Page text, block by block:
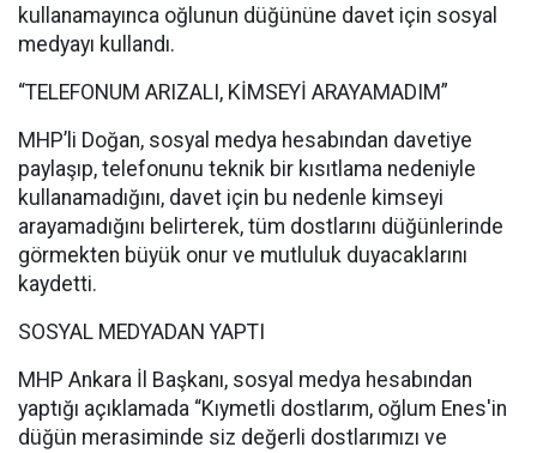
kullanamayınca oğlunun düğününe davet için sosyal
medyayı kullandı.
“TELEFONUM ARIZALI, KİMSEYİ ARAYAMADIM”
MHP’li Doğan, sosyal medya hesabından davetiye
paylaşıp, telefonunu teknik bir kısıtlama nedeniyle
kullanamadığını, davet için bu nedenle kimseyi
arayamadığını belirterek, tüm dostlarını düğünlerinde
görmekten büyük onur ve mutluluk duyacaklarını
kaydetti.
SOSYAL MEDYADAN YAPTI
MHP Ankara İl Başkanı, sosyal medya hesabından
yaptığı açıklamada “Kıymetli dostlarım, oğlum Enes'in
düğün merasiminde siz değerli dostlarımızı ve